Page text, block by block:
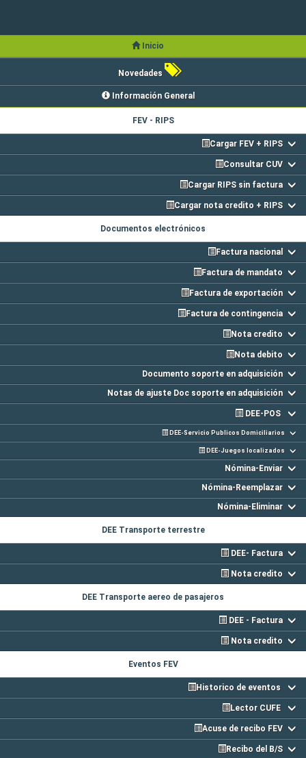
Inicio
Novedades
Información General
FEV - RIPS
Cargar FEV + RIPS
Consultar CUV
Cargar RIPS sin factura
Cargar nota credito + RIPS
Documentos electrónicos
Factura nacional
Factura de mandato
Factura de exportación
Factura de contingencia
Nota credito
Nota debito
Documento soporte en adquisición
Notas de ajuste Doc soporte en adquisición
DEE-POS
DEE-Servicio Publicos Domiciliarios
DEE-Juegos localizados
Nómina-Enviar
Nómina-Reemplazar
Nómina-Eliminar
DEE Transporte terrestre
DEE- Factura
Nota credito
DEE Transporte aereo de pasajeros
DEE - Factura
Nota credito
Eventos FEV
Historico de eventos
Lector CUFE
Acuse de recibo FEV
Recibo del B/S